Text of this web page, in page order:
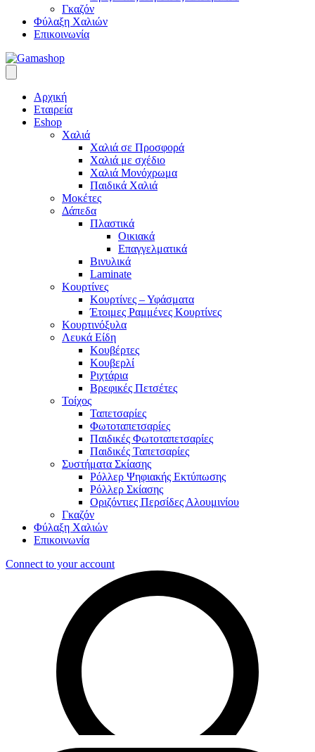
Γκαζόν
Φύλαξη Χαλιών
Επικοινωνία
Αρχική
Εταιρεία
Eshop
Χαλιά
Χαλιά σε Προσφορά
Χαλιά με σχέδιο
Χαλιά Μονόχρωμα
Παιδικά Χαλιά
Μοκέτες
Δάπεδα
Πλαστικά
Οικιακά
Επαγγελματικά
Βινυλικά
Laminate
Κουρτίνες
Κουρτίνες – Υφάσματα
Έτοιμες Ραμμένες Κουρτίνες
Κουρτινόξυλα
Λευκά Είδη
Κουβέρτες
Κουβερλί
Ριχτάρια
Βρεφικές Πετσέτες
Τοίχος
Ταπετσαρίες
Φωτοταπετσαρίες
Παιδικές Φωτοταπετσαρίες
Παιδικές Ταπετσαρίες
Συστήματα Σκίασης
Ρόλλερ Ψηφιακής Εκτύπωσης
Ρόλλερ Σκίασης
Οριζόντιες Περσίδες Αλουμινίου
Γκαζόν
Φύλαξη Χαλιών
Επικοινωνία
Connect to your account